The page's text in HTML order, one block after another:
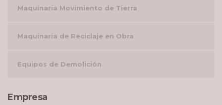
Maquinaria Movimiento de Tierra
Maquinaria de Reciclaje en Obra
Equipos de Demolición
Empresa